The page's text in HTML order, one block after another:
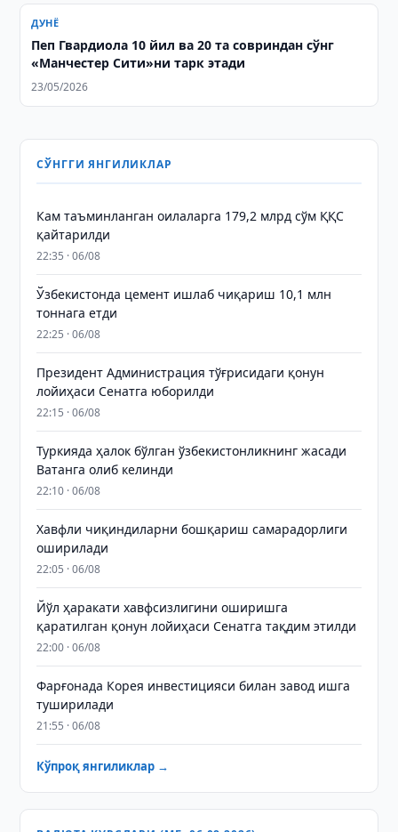
ДУНЁ
Пеп Гвардиола 10 йил ва 20 та совриндан сўнг
«Манчестер Сити»ни тарк этади
23/05/2026
СЎНГГИ ЯНГИЛИКЛАР
Кам таъминланган оилаларга 179,2 млрд сўм ҚҚС
қайтарилди
22:35 · 06/08
Ўзбекистонда цемент ишлаб чиқариш 10,1 млн
тоннага етди
22:25 · 06/08
Президент Администрация тўғрисидаги қонун
лойиҳаси Сенатга юборилди
22:15 · 06/08
Туркияда ҳалок бўлган ўзбекистонликнинг жасади
Ватанга олиб келинди
22:10 · 06/08
Хавфли чиқиндиларни бошқариш самарадорлиги
оширилади
22:05 · 06/08
Йўл ҳаракати хавфсизлигини оширишга
қаратилган қонун лойиҳаси Сенатга тақдим этилди
22:00 · 06/08
Фарғонада Корея инвестицияси билан завод ишга
туширилади
21:55 · 06/08
Кўпроқ янгиликлар →